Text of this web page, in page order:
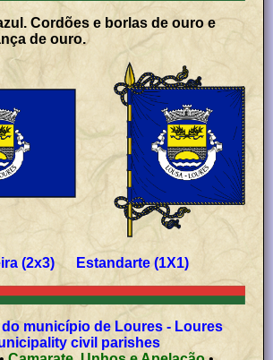
Cordões e borlas de ouro e
de ouro.
(2x3) Estandarte (1X1)
do município de Loures - Loures
civil parishes